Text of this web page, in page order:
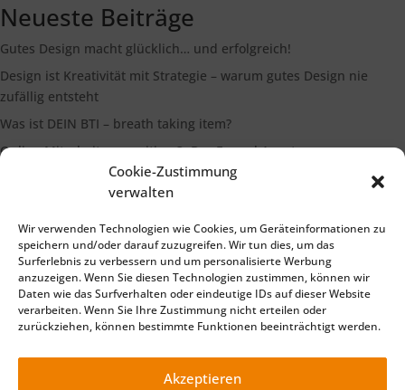
Cookie-Zustimmung
verwalten
Wir verwenden Technologien wie Cookies, um Geräteinformationen zu
speichern und/oder darauf zuzugreifen. Wir tun dies, um das
Surferlebnis zu verbessern und um personalisierte Werbung
anzuzeigen. Wenn Sie diesen Technologien zustimmen, können wir
Daten wie das Surfverhalten oder eindeutige IDs auf dieser Website
verarbeiten. Wenn Sie Ihre Zustimmung nicht erteilen oder
zurückziehen, können bestimmte Funktionen beeinträchtigt werden.
Akzeptieren
Neueste Beiträge
Gutes Design macht glücklich… und erfolgreich!
Design ist Kreativität mit Strategie – warum gutes Design nie
zufällig entsteht
Was ist DEIN BTI – breath taking item?
Online Mitarbeiterrecruiting 3: Der Funnel Ansatz
Die Bedeutung eines starken Markenimages
Suchen
Impressum Datenschutzerklärung
©2025 TELLiT – Ihre Full Service Werbeagentur für Marketing